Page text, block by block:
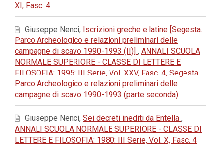
XI, Fasc. 4
Giuseppe Nenci, Iscrizioni greche e latine [Segesta.
Parco Archeologico e relazioni preliminari delle
campagne di scavo 1990-1993 (II)] , ANNALI SCUOLA
NORMALE SUPERIORE - CLASSE DI LETTERE E
FILOSOFIA: 1995: III Serie, Vol. XXV, Fasc. 4, Segesta.
Parco Archeologico e relazioni preliminari delle
campagne di scavo 1990-1993 (parte seconda)
Giuseppe Nenci, Sei decreti inediti da Entella ,
ANNALI SCUOLA NORMALE SUPERIORE - CLASSE DI
LETTERE E FILOSOFIA: 1980: III Serie, Vol. X, Fasc. 4